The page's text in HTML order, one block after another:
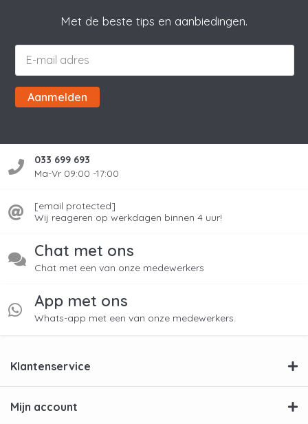
Met de beste tips en aanbiedingen.
Aanmelden
033 699 693
Ma-Vr 09:00 -17:00
[email protected]
Wij reageren op werkdagen binnen 4 uur!
Chat met ons
Chat met een van onze medewerkers
App met ons
Whats-app met een van onze medewerkers.
Klantenservice
Mijn account